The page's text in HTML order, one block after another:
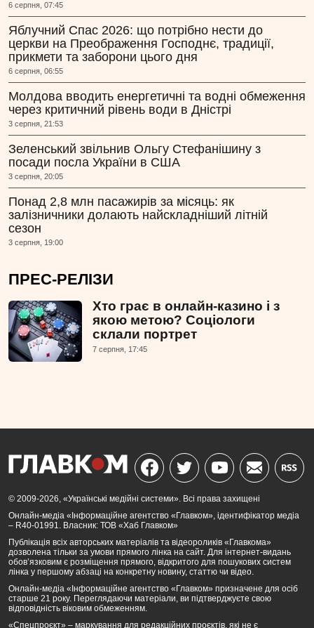
6 серпня, 07:45
Яблучний Спас 2026: що потрібно нести до
церкви на Преображення Господнє, традиції,
прикмети та заборони цього дня
6 серпня, 06:55
Молдова вводить енергетичні та водні обмеження
через критичний рівень води в Дністрі
3 серпня, 21:53
Зеленський звільнив Ольгу Стефанішину з
посади посла України в США
3 серпня, 20:05
Понад 2,8 млн пасажирів за місяць: як
залізничники долають найскладніший літній
сезон
3 серпня, 19:00
ПРЕС-РЕЛІЗИ
Хто грає в онлайн-казино і з
якою метою? Соціологи
склали портрет
7 серпня, 17:45
© 2009-2026, «Українські медійні системи». Всі права захищені
Онлайн-медіа «Інформаційне агентство «Главком», ідентифікатор медіа
– R40-01991. Власник: ТОВ «Хаб Главком»
Публікація всіх авторських матеріалів та відеороликів «Главкома»
дозволена тільки за умови прямого лінка на сайт. Для інтернет-видань
обов’язковим є розміщення прямого, відкритого для пошукових систем
лінка у першому абзаці на конкретну новину, статтю чи відео.
Онлайн-медіа «Інформаційне агентство «Главком» призначене для осіб
старше 21 року. Переглядаючи матеріали, ви підтверджуєте свою
відповідність віковим обмеженням.
«Спецпроєкт» – маркування для редакційних проєктів, які не є